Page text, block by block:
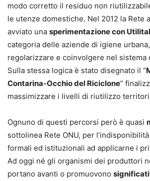
modo corretto il residuo non
le utenze domestiche. Nel 2012 la Rete
avviato una sperimentazione con
categoria delle aziende di igiene
regolarizzare e coinvolgere nel sistema
Sulla stessa logica è stato disegnato il “
Contarina-Occhio del Riciclone”
massimizzare i livelli di riutilizzo
Ognuno di questi percorsi però è quasi
sottolinea Rete ONU, per
formali ed istituzionali ad applicarne i
Ad oggi né gli organismi dei produttori
portano avanti o promuovono